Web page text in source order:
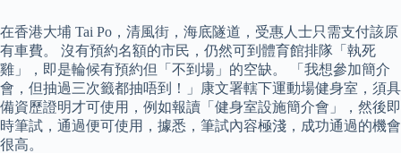
在香港大埔 Tai Po，清風街，海底隧道，受惠人士只需支付該原
有車費。 沒有預約名額的市民，仍然可到體育館排隊「執死
雞」，即是輪候有預約但「不到場」的空缺。 「我想參加簡介
會，但抽過三次籤都抽唔到！」康文署轄下運動場健身室，須具
備資歷證明才可使用，例如報讀「健身室設施簡介會」，然後即
時筆試，通過便可使用，據悉，筆試內容極淺，成功通過的機會
很高。